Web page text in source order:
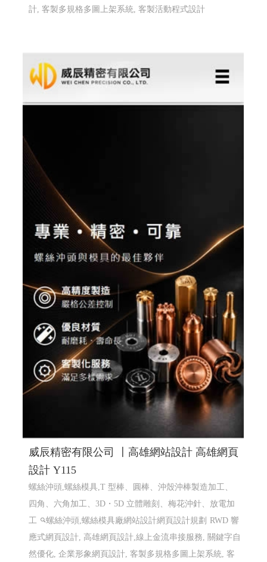
計, 客製多規格多圖上架系統, 客製活動程式設計
威辰精密有限公司 〡高雄網站設計 高雄網頁
設計 Y115
螺絲沖頭,螺絲模具,T 型棒、圓棒、沖殼沖棒製造加工、
四角、六角加工、3D・5D 立體雕刻、梅花沖針、放電加
工
螺絲沖頭,螺絲模具廠網站設計網頁設計規劃 RWD 響
應式網頁設計, 高雄網頁設計,線上金流串接服務, 關鍵字自
然優化, 企業形象網頁設計, 客製多規格多圖上架系統, 客